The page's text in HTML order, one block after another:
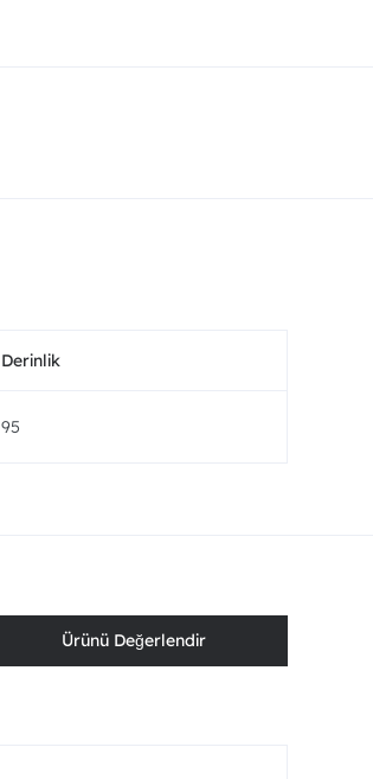
Derinlik
95
Ürünü Değerlendir